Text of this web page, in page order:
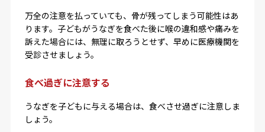
万全の注意を払っていても、骨が残ってしまう可能性はあ
ります。子どもがうなぎを食べた後に喉の違和感や痛みを
訴えた場合には、無理に取ろうとせず、早めに医療機関を
受診させましょう。
食べ過ぎに注意する
うなぎを子どもに与える場合は、食べさせ過ぎに注意しま
しょう。